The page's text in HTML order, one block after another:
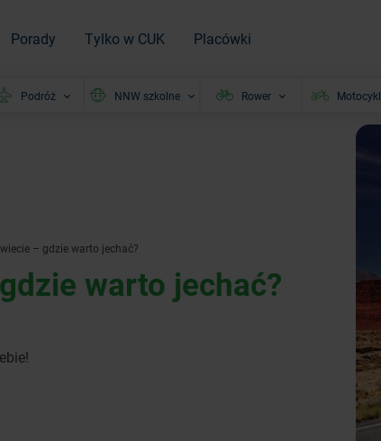
Porady Tylko w CUK Placówki
Podróż NNW szkolne Rower Motocykl
– gdzie warto jechać?
warto jechać?